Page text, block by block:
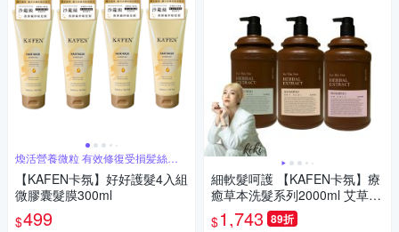
煥活營養微粒 有效修復受損髪絲纖
維
【KAFEN卡氛】好好護髮4入組
微膠囊髮膜300ml
$499
細軟髮呵護 【KAFEN卡氛】療
癒草本洗髮系列2000ml 艾草
龍膽草 芍藥
$1,743 89折